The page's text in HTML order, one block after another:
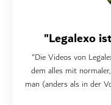
"Legalexo
"Die Videos von
dem alles mit
man (anders als in der